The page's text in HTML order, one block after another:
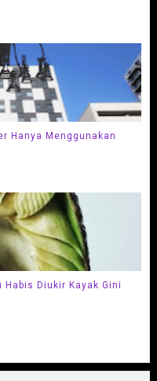
Hanya Menggunakan
Diukir Kayak Gini